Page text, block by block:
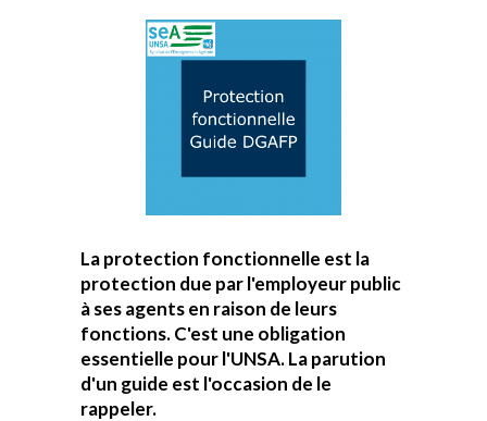
La protection fonctionnelle est la
protection due par l'employeur public
à ses agents en raison de leurs
fonctions. C'est une obligation
essentielle pour l'UNSA. La parution
d'un guide est l'occasion de le
rappeler.